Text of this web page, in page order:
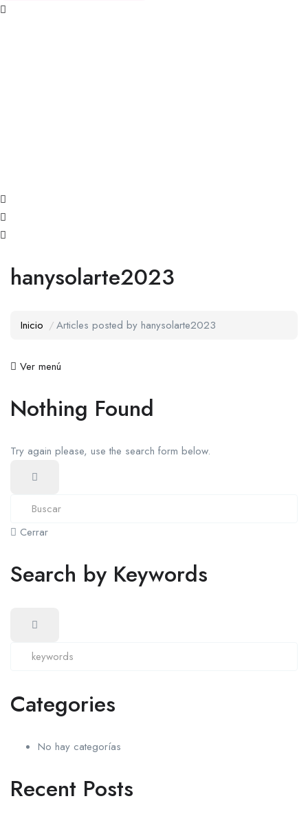
hanysolarte2023
Inicio Articles posted by hanysolarte2023
Ver menú
Nothing Found
Try again please, use the search form below.
Cerrar
Search by Keywords
Categories
No hay categorías
Recent Posts